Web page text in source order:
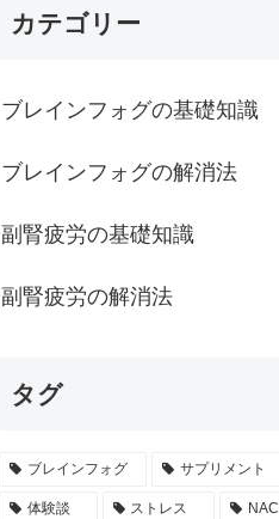
カテゴリー
ブレインフォグの基礎知識
ブレインフォグの解消法
副腎疲労の基礎知識
副腎疲労の解消法
タグ
ブレインフォグ サプリメント
体験談 ストレス NAC